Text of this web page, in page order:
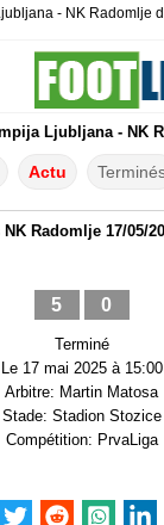
- NK Radomlje
Ljubljana - NK
Actu
Radomlje 17/05/
5 0
Terminé
Le 17 mai 2025 à 15:00
Arbitre: Martin Matosa
Stade: Stadion Stozice
Compétition: PrvaLiga